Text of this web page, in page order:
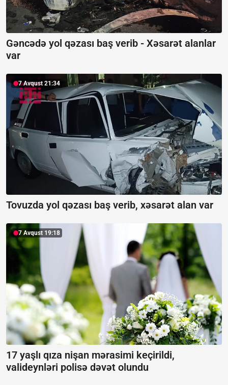
Gəncədə yol qəzası baş verib - Xəsarət alanlar
var
7 Avqust 21:34
Tovuzda yol qəzası baş verib, xəsarət alan var
7 Avqust 19:18
17 yaşlı qıza nişan mərasimi keçirildi,
valideynləri polisə dəvət olundu